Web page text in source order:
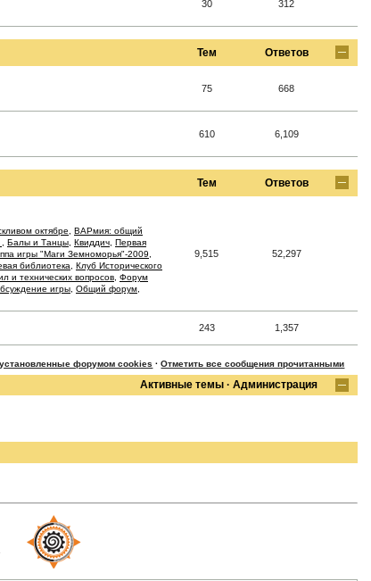
30 312
Тем Ответов
75 668
610 6,109
Тем Ответов
октябре
ВАРмия: общий
Балы и Танцы Квиддич Первая
игры "Маги Земноморья"-2009
библиотека
Клуб Исторического
и технических вопросов Форум
игры Общий форум
9,515 52,297
243 1,357
установленные форумом cookies ·Отметить все сообщения прочитанными
Активные темы · Администрация